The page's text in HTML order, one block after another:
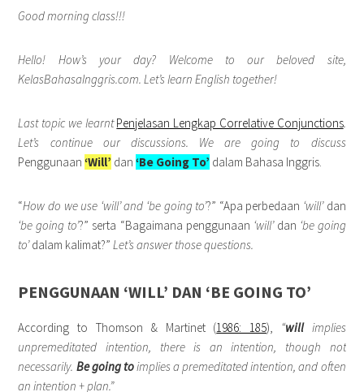
Good morning class!!!
Hello! How’s your day? Welcome to our beloved site,
KelasBahasaInggris.com. Let’s learn English together!
Last topic we learntPenjelasan Lengkap Correlative Conjunctions.
Let’s continue our discussions. We are going to discuss
Penggunaan‘Will’ dan‘Be Going To’ dalam Bahasa Inggris.
“How do we use ‘will’ and ‘be going to’?” “Apa perbedaan ‘will’dan
‘be going to’?” serta “Bagaimana penggunaan ‘will’dan ‘be going
to’dalam kalimat?”Let’s answer those questions.
PENGGUNAAN ‘WILL’ DAN ‘BE GOING TO’
According to Thomson & Martinet (1986: 185), “willimplies
unpremeditated intention, there is an intention, though not
necessarily. Be going toimplies a premeditated intention, and often
an intention + plan.”